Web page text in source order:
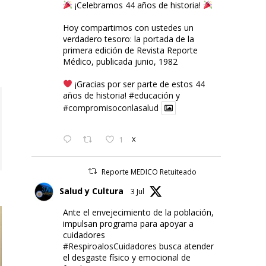
¡Celebramos 44 años de historia!
Hoy compartimos con ustedes un
verdadero tesoro: la portada de la
primera edición de Revista Reporte
Médico, publicada junio, 1982
¡Gracias por ser parte de estos 44
años de historia! #educación y
#compromisoconlasalud
1 X
Reporte MEDICO Retuiteado
Salud y Cultura 3 Jul
Ante el envejecimiento de la población,
impulsan programa para apoyar a
cuidadores
#RespiroalosCuidadores busca atender
el desgaste físico y emocional de